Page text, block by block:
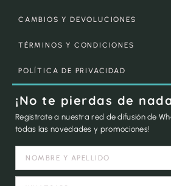
CAMBIOS Y DEVOLUCIONES
TÉRMINOS Y CONDICIONES
POLÍTICA DE PRIVACIDAD
¡No te pierdas de
Registrate a nuestra red de difusión de
todas las novedades y promociones!